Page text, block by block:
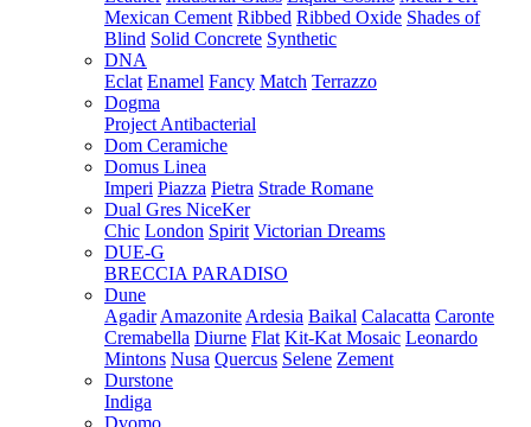
Mexican Cement Ribbed Ribbed Oxide Shades of
Blind Solid Concrete Synthetic
DNA
Eclat Enamel Fancy Match Terrazzo
Dogma
Project Antibacterial
Dom Ceramiche
Domus Linea
Imperi Piazza Pietra Strade Romane
Dual Gres NiceKer
Chic London Spirit Victorian Dreams
DUE-G
BRECCIA PARADISO
Dune
Agadir Amazonite Ardesia Baikal Calacatta Caronte
Cremabella Diurne Flat Kit-Kat Mosaic Leonardo
Mintons Nusa Quercus Selene Zement
Durstone
Indiga